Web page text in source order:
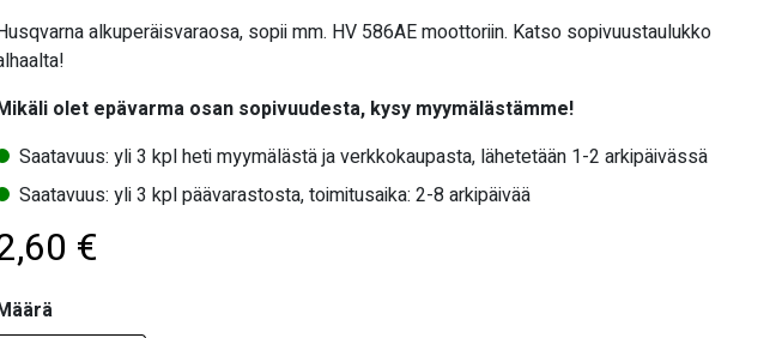
alkuperäisvaraosa, sopii mm. HV 586AE moottoriin. Katso sopivuustaulukko
olet epävarma osan sopivuudesta, kysy myymälästämme!
Saatavuus: yli 3 kpl heti myymälästä ja verkkokaupasta, lähetetään 1-2 arkipäivässä
Saatavuus: yli 3 kpl päävarastosta, toimitusaika: 2-8 arkipäivää
€